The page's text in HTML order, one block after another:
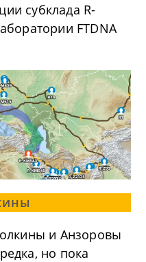
субклада R-
FTDNA
и Анзоровы
но пока